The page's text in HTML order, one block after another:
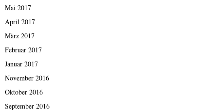
Mai 2017
April 2017
März 2017
Februar 2017
Januar 2017
November 2016
Oktober 2016
September 2016